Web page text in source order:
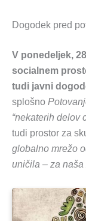
Dogodek pred
V ponedeljek,
socialnem
tudi javni
splošno
“nekaterih delov
tudi prostor za
globalno mrežo
uničila – za naša